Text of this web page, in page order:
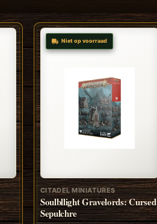
Niet op voorraad
CITADEL MINIATURES
Soulbllight Gravelords: Cursed
Sepulchre